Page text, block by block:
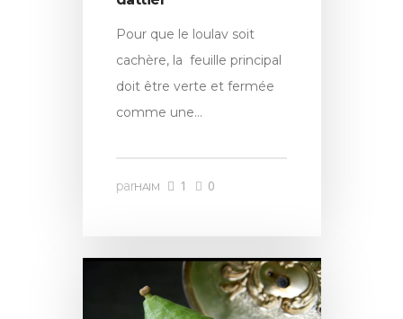
Pour que le loulav soit
cachère, la feuille principal
doit être verte et fermée
comme une…
parHAIM 1 0